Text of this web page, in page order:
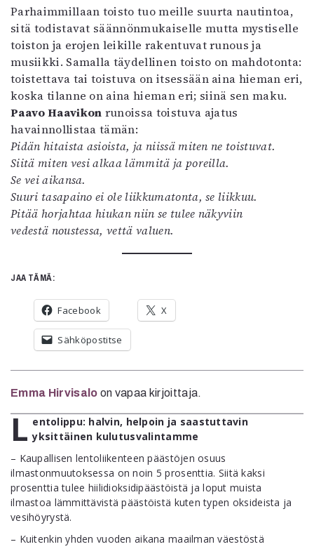
Parhaimmillaan toisto tuo meille suurta nautintoa,
sitä todistavat säännönmukaiselle mutta mystiselle
toiston ja erojen leikille rakentuvat runous ja
musiikki. Samalla täydellinen toisto on mahdotonta:
toistettava tai toistuva on itsessään aina hieman eri,
koska tilanne on aina hieman eri; siinä sen maku.
Paavo Haavikon runoissa toistuva ajatus
havainnollistaa tämän:
Pidän hitaista asioista, ja niissä miten ne toistuvat.
Siitä miten vesi alkaa lämmitä ja poreilla.
Se vei aikansa.
Suuri tasapaino ei ole liikkumatonta, se liikkuu.
Pitää horjahtaa hiukan niin se tulee näkyviin
vedestä noustessa, vettä valuen.
JAA TÄMÄ:
Facebook X
Sähköpostitse
Emma Hirvisalo on vapaa kirjoittaja.
L entolippu: halvin, helpoin ja saastuttavin
yksittäinen kulutusvalintamme
– Kaupallisen lentoliikenteen päästöjen osuus
ilmastonmuutoksessa on noin 5 prosenttia. Siitä kaksi
prosenttia tulee hiilidioksidipäästöistä ja loput muista
ilmastoa lämmittävistä päästöistä kuten typen oksideista ja
vesihöyrystä.
– Kuitenkin yhden vuoden aikana maailman väestöstä